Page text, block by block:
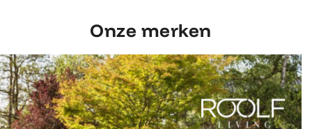
Onze merken